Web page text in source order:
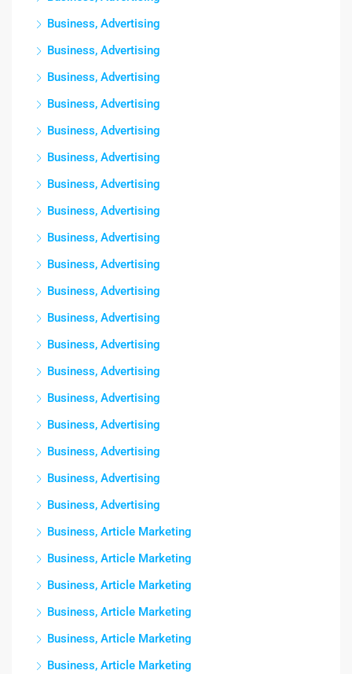
Business, Advertising
Business, Advertising
Business, Advertising
Business, Advertising
Business, Advertising
Business, Advertising
Business, Advertising
Business, Advertising
Business, Advertising
Business, Advertising
Business, Advertising
Business, Advertising
Business, Advertising
Business, Advertising
Business, Advertising
Business, Advertising
Business, Advertising
Business, Advertising
Business, Advertising
Business, Article Marketing
Business, Article Marketing
Business, Article Marketing
Business, Article Marketing
Business, Article Marketing
Business, Article Marketing